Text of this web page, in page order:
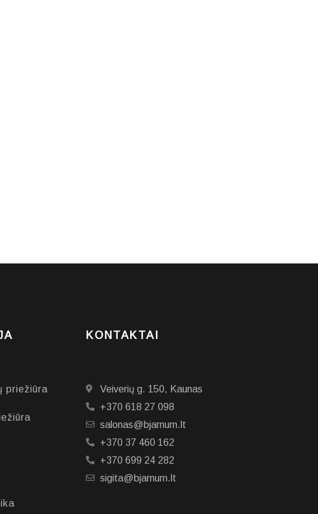
priežiūra
KONTAKTAI
Veiverių g. 150, Kaunas
+370 618 27 098
salonas@bjarnum.lt
+370 37 460 162
+370 699 24 282
sigita@bjarnum.lt